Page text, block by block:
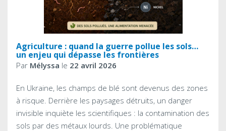
Agriculture : quand la guerre pollue les sols…
un enjeu qui dépasse les frontières
Par Mélyssa le 22 avril 2026
En Ukraine, les champs de blé sont devenus des zones
à risque. Derrière les paysages détruits, un danger
invisible inquiète les scientifiques : la contamination des
sols par des métaux lourds. Une problématique